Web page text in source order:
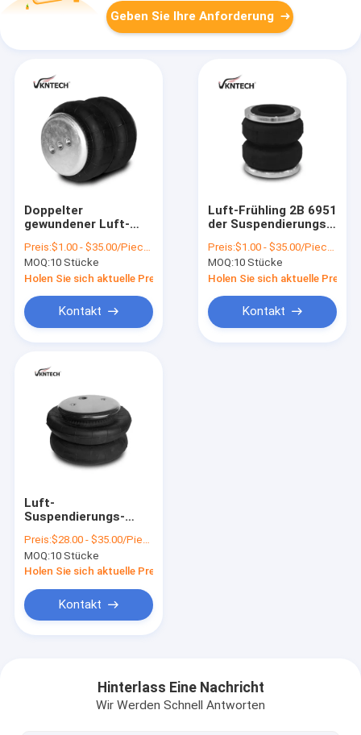
Geben Sie Ihre Anforderung
Doppelter
gewundener Luft-
Preis:$1.00 - $35.00/Pieces
MOQ:10 Stücke
Holen Sie sich aktuelle Preis
Kontakt
Luft-Frühling 2B 6951
der Suspendierungs-
Preis:$1.00 - $35.00/Pieces
MOQ:10 Stücke
Holen Sie sich aktuelle Preis
Kontakt
Luft-
Suspendierungs-
Firestone Goodyear
Suspension Air
Soems 2B 3500
Preis:$28.00 - $35.00/Pieces
MOQ:10 Stücke
Holen Sie sich aktuelle Preis
Kontakt
Hinterlass Eine Nachricht
Wir Werden Schnell Antworten